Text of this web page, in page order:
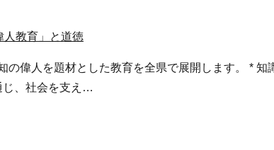
人教育」と道徳
の偉人を題材とした教育を全県で展開します。 *
じ、社会を支え…